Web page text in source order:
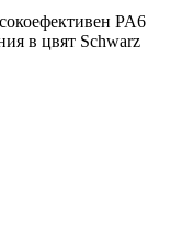
PA6
в цвят Schwarz